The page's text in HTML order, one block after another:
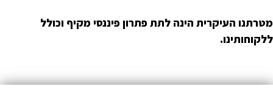
מטרתנו העיקרית הינה לתת פתרון פיננסי מקיף וכולל
ללקוחותינו.